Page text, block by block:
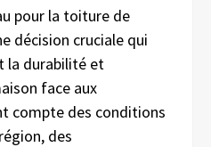
pour la toiture de
décision cruciale qui
la durabilité et
face aux
compte des conditions
des